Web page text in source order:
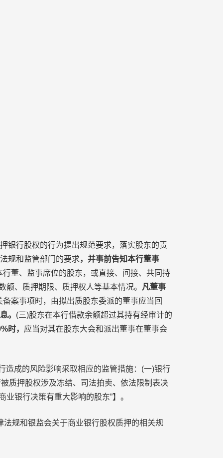
银行股权的行为提出规范要求，落实股东的责
规和监管部门的要求，并事前告知本行董事
董、监事席位的股东，或直接、间接、共同持
额、质押期限、质押权人等基本情况。
凡董事
案事项时，由拟出质股东委派的董事应当回
。 (三)股东在本行借款余额超过其持有经审计的
时， 应当对其在股东大会和派出董事在董事会
成的风险影响采取相应的监管措施：(一)银行
质押股权涉及冻结、司法拍卖、依法限制表决
业银行决策有重大影响的股东”】。
规和银监会关于商业银行股权质押的相关规